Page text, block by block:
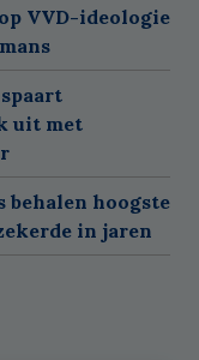
VVD-ideologie
uit met
behalen hoogste
in jaren